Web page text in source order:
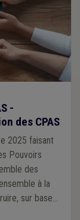
-
des CPAS
2025 faisant
Pouvoirs
des
à la
sur base
de